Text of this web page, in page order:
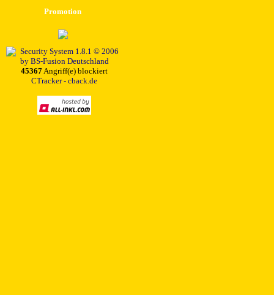
Promotion
45367Angriff(e) blockiert
CTracker - cback.de